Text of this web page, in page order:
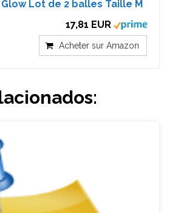
Lot de 2 balles Taille M
17,81 EUR
Acheter sur Amazon